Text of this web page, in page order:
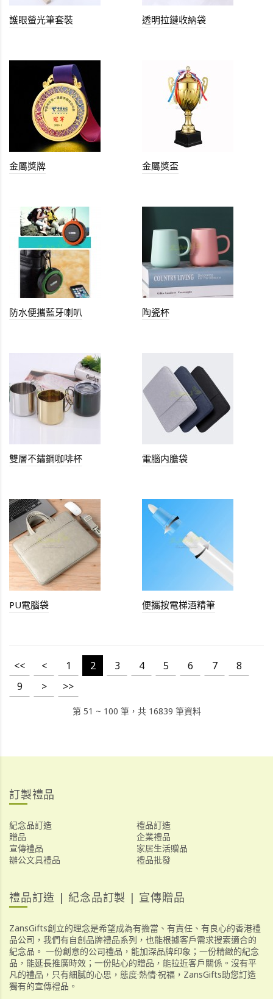
護眼螢光筆套裝 透明拉鏈收納袋
金屬獎牌 金屬獎盃
防水便攜藍牙喇叭 陶瓷杯
雙層不鏽鋼咖啡杯 電腦内膽袋
PU電腦袋 便攜按電梯酒精筆
<< < 1 2 3 4 5 6 7
8
9
> >>
第 51 ~ 100 筆，共 16839 筆資料
訂製禮品
紀念品訂造
禮品訂造
贈品
企業禮品
宣傳禮品
家居生活贈品
辦公文具禮品
禮品批發
禮品訂造 | 紀念品訂製 | 宣傳贈品
ZansGifts創立的理念是希望成為有擔當、有責任、有良心的香港禮
品公司，我們有自創品牌禮品系列，也能根據客戶需求搜索適合的
紀念品。 一份創意的公司禮品，能加深品牌印象；一份精緻的紀念
品，能延長推廣時效；一份貼心的贈品，能拉近客戶關係。沒有平
凡的禮品，只有細膩的心思，態度·熱情·祝福，ZansGifts助您訂造
獨有的宣傳禮品。